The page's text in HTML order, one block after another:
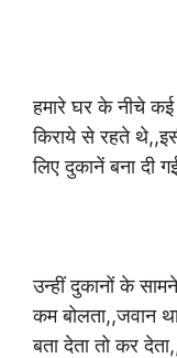
हमारे घर के नीचे कई
किराये से रहते
लिए दुकानें बना दी
उन्हीं दुकानों के
कम बोलता,,जवान
बता देता तो कर